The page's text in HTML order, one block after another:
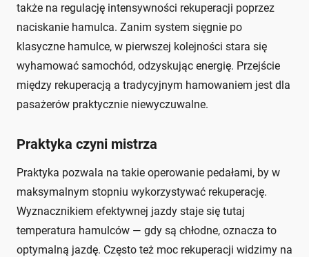
także na regulację intensywności rekuperacji poprzez
naciskanie hamulca. Zanim system sięgnie po
klasyczne hamulce, w pierwszej kolejności stara się
wyhamować samochód, odzyskując energię. Przejście
między rekuperacją a tradycyjnym hamowaniem jest dla
pasażerów praktycznie niewyczuwalne.
Praktyka czyni mistrza
Praktyka pozwala na takie operowanie pedałami, by w
maksymalnym stopniu wykorzystywać rekuperację.
Wyznacznikiem efektywnej jazdy staje się tutaj
temperatura hamulców — gdy są chłodne, oznacza to
optymalną jazdę. Często też moc rekuperacji widzimy na